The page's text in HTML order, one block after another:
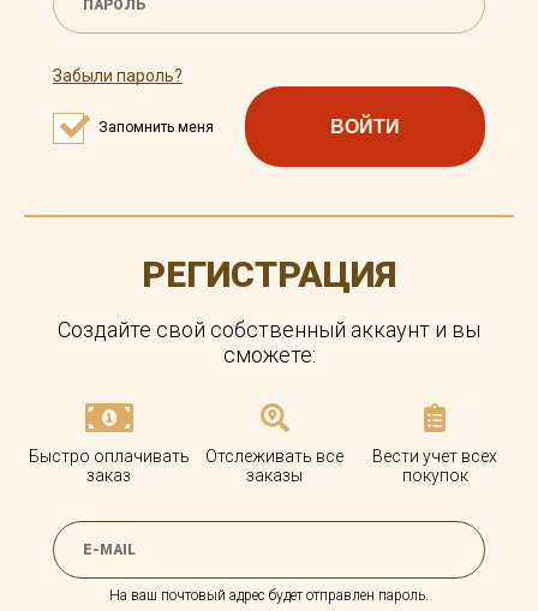
Забыли пароль?
Запомнить меня ВОЙТИ
РЕГИСТРАЦИЯ
Создайте свой собственный аккаунт и вы
сможете:
Быстро оплачивать
заказ
Отслеживать все
заказы
Вести учет всех
покупок
На ваш почтовый адрес будет отправлен пароль.